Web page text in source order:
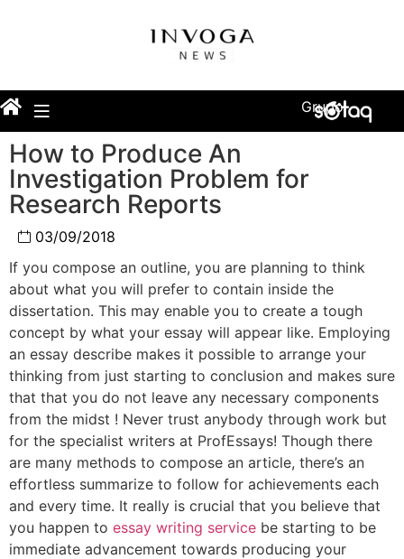
Grupo
How to Produce An
Investigation Problem for
Research Reports
03/09/2018
If you compose an outline, you are planning to think
about what you will prefer to contain inside the
dissertation. This may enable you to create a tough
concept by what your essay will appear like. Employing
an essay describe makes it possible to arrange your
thinking from just starting to conclusion and makes sure
that that you do not leave any necessary components
from the midst ! Never trust anybody through work but
for the specialist writers at ProfEssays! Though there
are many methods to compose an article, there’s an
effortless summarize to follow for achievements each
and every time. It really is crucial that you believe that
you happen to essay writing service be starting to be
immediate advancement towards producing your